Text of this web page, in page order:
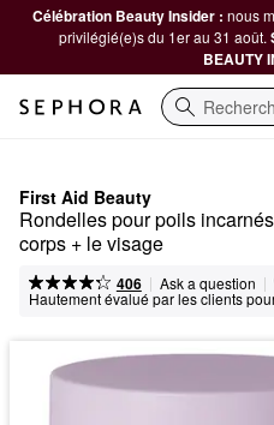
Célébration Beauty Insider : nous
privilégié(e)s du 1er au 31 août.
BEAUTY
Recherche
First Aid Beauty
Rondelles pour poils
corps + le visage
406 | Ask a question |
Hautement évalué par les clients